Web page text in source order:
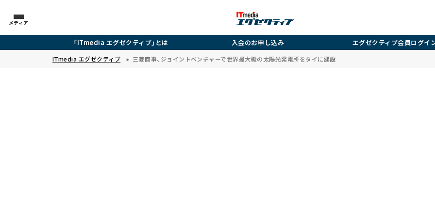
メディア
「ITmedia エグゼクティブ」とは 入会のお申し込み エグゼクティブ会員ログイ
ITmedia エグゼクティブ 三菱商事、ジョイントベンチャーで世界最大級の太陽光発電所をタイに建設